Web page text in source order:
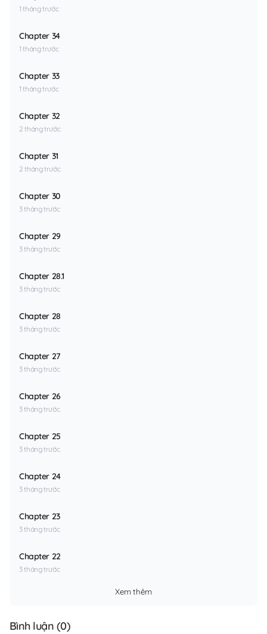
1 tháng trước
Chapter 34
1 tháng trước
Chapter 33
1 tháng trước
Chapter 32
2 tháng trước
Chapter 31
2 tháng trước
Chapter 30
3 tháng trước
Chapter 29
3 tháng trước
Chapter 28.1
3 tháng trước
Chapter 28
3 tháng trước
Chapter 27
3 tháng trước
Chapter 26
3 tháng trước
Chapter 25
3 tháng trước
Chapter 24
3 tháng trước
Chapter 23
3 tháng trước
Chapter 22
3 tháng trước
Xem thêm
Bình luận (0)